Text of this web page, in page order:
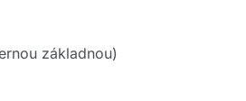
základnou)